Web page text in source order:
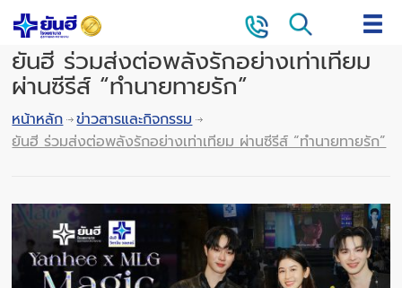
ยันฮี ร่วมส่งต่อพลังรักอย่างเท่าเทียม
ผ่านซีรีส์ “ทำนายทายรัก”
หน้าหลัก
ข่าวสารและกิจกรรม
ยันฮี ร่วมส่งต่อพลังรักอย่างเท่าเทียม ผ่านซีรีส์ “ทำนายทายรัก”